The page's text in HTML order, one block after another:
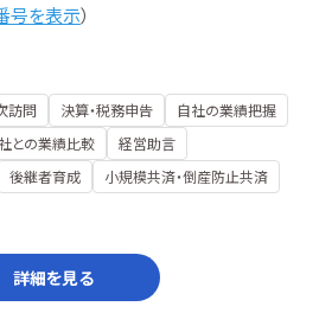
号を表示）
訪問 決算・税務申告
自社の業績把握
との業績比較
経営助言
後継者育成
小規模共済・倒産防止共済
詳細を見る